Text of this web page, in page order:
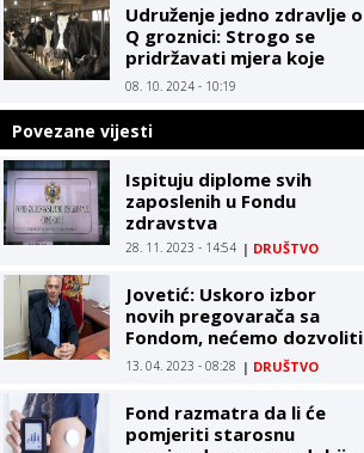
Udruženje jedno zdravlje o
Q groznici: Strogo se
pridržavati mjera koje
propisuju zdravstvene i
08. 10. 2024 - 10:19
Povezane vijesti
Ispituju diplome svih
zaposlenih u Fondu
zdravstva
28. 11. 2023 - 14:54 | DRUŠTVO
Jovetić: Uskoro izbor
novih pregovarača sa
Fondom, nećemo dozvoliti
da bilo koga “vrbuju”
13. 04. 2023 - 08:28 | DRUŠTVO
Fond razmatra da li će
pomjeriti starosnu